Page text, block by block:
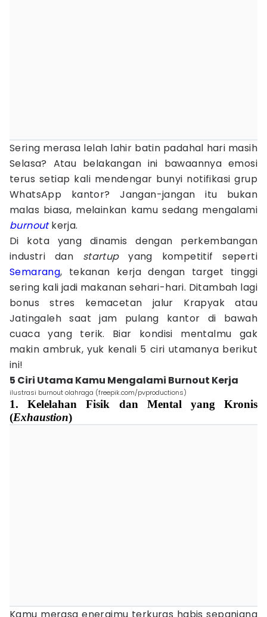
Sering merasa lelah lahir batin padahal hari masih
Selasa? Atau belakangan ini bawaannya emosi
terus setiap kali mendengar bunyi notifikasi grup
WhatsApp kantor? Jangan-jangan itu bukan
malas biasa, melainkan kamu sedang mengalami
burnoutkerja.
Di kota yang dinamis dengan perkembangan
industri dan startupyang kompetitif seperti
Semarang, tekanan kerja dengan target tinggi
sering kali jadi makanan sehari-hari. Ditambah lagi
bonus stres kemacetan jalur Krapyak atau
Jatingaleh saat jam pulang kantor di bawah
cuaca yang terik. Biar kondisi mentalmu gak
makin ambruk, yuk kenali 5 ciri utamanya berikut
ini!
5 Ciri Utama Kamu Mengalami Burnout Kerja
ilustrasi burnout olahraga (freepik.com/pvproductions)
1. Kelelahan Fisik dan Mental yang Kronis
(Exhaustion)